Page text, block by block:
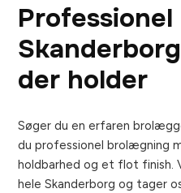
der holder
Søger du en erfaren
du professionel brolægning
holdbarhed og et flot finish.
hele Skanderborg og tager